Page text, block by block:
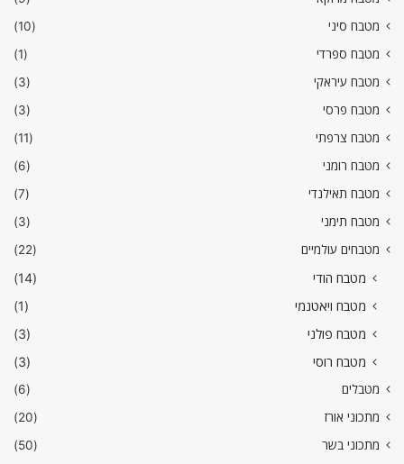
מטבח סיני
(10)
מטבח ספרדי
(1)
מטבח עיראקי
(3)
מטבח פרסי
(3)
מטבח צרפתי
(11)
מטבח רומני
(6)
מטבח תאילנדי
(7)
מטבח תימני
(3)
מטבחים עולמיים
(22)
מטבח הודי
(14)
מטבח ויאטנמי
(1)
מטבח פולני
(3)
מטבח רוסי
(3)
מטבלים
(6)
מתכוני אורז
(20)
מתכוני בשר
(50)